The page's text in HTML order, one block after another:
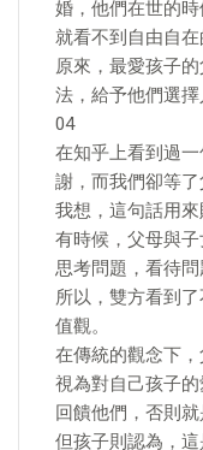
婚，他們在世的
就看不到自由自在
原來，最愛孩子
法，給予他們選擇
04
在知乎上看到過
謝，而我們卻等了
我想，這句話用來
有時候，父母與
思考問題，看待問
所以，雙方看到
值觀。
在傳統的觀念下
視為對自己孩子
回饋他們，否則就
但孩子則認為，